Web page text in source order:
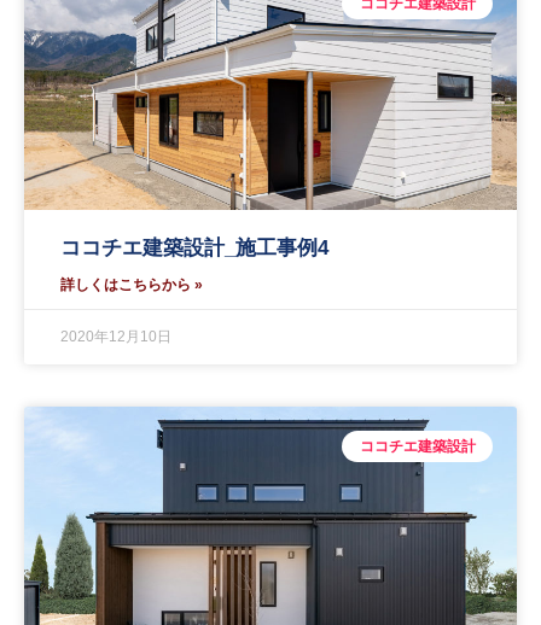
ココチエ建築設計_施工事例4
詳しくはこちらから »
2020年12月10日
ココチエ建築設計